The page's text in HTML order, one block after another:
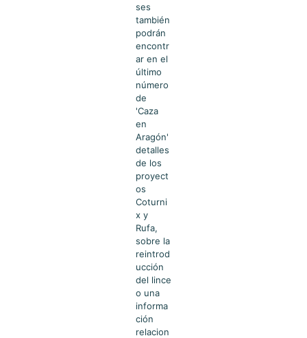
ses
también
podrán
encontr
ar en el
último
número
de
'Caza
en
Aragón'
detalles
de los
proyect
os
Coturni
x y
Rufa,
sobre la
reintrod
ucción
del lince
o una
informa
ción
relacion